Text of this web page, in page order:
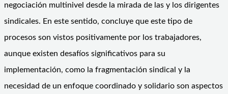
negociación multinivel desde la mirada de las y los dirigentes
sindicales. En este sentido, concluye que este tipo de
procesos son vistos positivamente por los trabajadores,
aunque existen desafíos significativos para su
implementación, como la fragmentación sindical y la
necesidad de un enfoque coordinado y solidario son aspectos